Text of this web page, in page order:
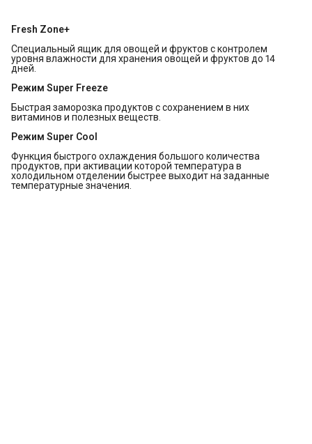
Fresh Zone+
Специальный ящик для овощей и фруктов с контролем
уровня влажности для хранения овощей и фруктов до 14
дней.
Режим Super Freeze
Быстрая заморозка продуктов с сохранением в них
витаминов и полезных веществ.
Режим Super Cool
Функция быстрого охлаждения большого количества
продуктов, при активации которой температура в
холодильном отделении быстрее выходит на заданные
температурные значения.